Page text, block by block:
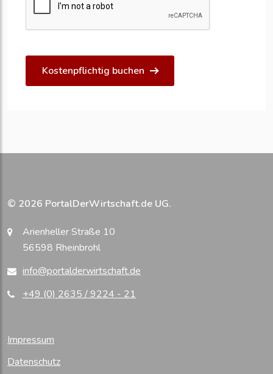
Kostenpflichtig buchen
© 2026 PortalDerWirtschaft.de UG.
Arienheller Straße 10
56598 Rheinbrohl
info@portalderwirtschaft.de
+49 (0) 2635 / 9224 - 21
Impressum
Datenschutz